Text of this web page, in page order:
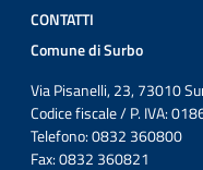
CONTATTI
Comune di Surbo
Via Pisanelli, 23, 73010
Codice fiscale / P. IVA:
Telefono: 0832 360800
Fax: 0832 360821